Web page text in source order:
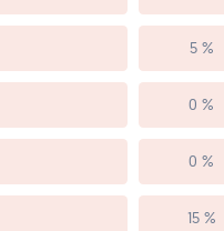
5 %
0 %
0 %
15 %